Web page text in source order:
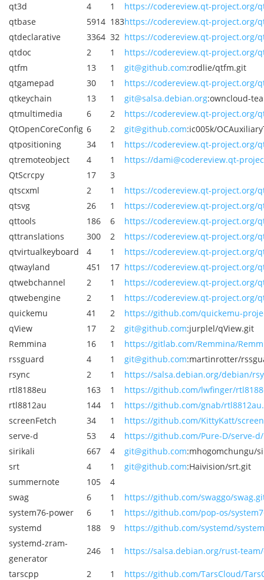
qt3d 4 1
https://codereview.qt-project.org/
qtbase
5914 183https://codereview.qt-project.org/
qtdeclarative
3364 32 https://codereview.qt-project.org/
qtdoc
2 1
https://codereview.qt-project.org/
qtfm
13 1 git@github.com:rodlie/qtfm.git
qtgamepad
30 1
https://codereview.qt-project.org/
qtkeychain
13 1 git@salsa.debian.org:owncloud-
qtmultimedia
6 2
https://codereview.qt-project.org/
QtOpenCoreConfig 6 2 git@github.com:ic005k/
qtpositioning
34 1
https://codereview.qt-project.org/
qtremoteobject
4 1
https://dami@codereview.qt-
QtScrcpy
17
3
qtscxml
2 1
https://codereview.qt-project.org/
qtsvg
26 1
https://codereview.qt-project.org/
qttools
186 6
https://codereview.qt-project.org/
qttranslations
300 2
https://codereview.qt-project.org/
qtvirtualkeyboard
4 1
https://codereview.qt-project.org/
qtwayland
451 17 https://codereview.qt-project.org/
qtwebchannel
2 1
https://codereview.qt-project.org/
qtwebengine
2 1
https://codereview.qt-project.org/
quickemu
41 2
https://github.com/quickemu-
qView
17 2 git@github.com:jurplel/qView.git
Remmina
16 1
https://gitlab.com/Remmina/
rssguard
4 1 git@github.com:martinrotter/
rsync
2 1
https://salsa.debian.org/debian/
rtl8188eu
163 1
https://github.com/lwfinger/
rtl8812au
144 1
https://github.com/gnab/
screenFetch
34 1
https://github.com/KittyKatt/
serve-d
53 4
https://github.com/Pure-D/serve-d/
sirikali
667 4 git@github.com:mhogomchungu/
srt
4 1 git@github.com:Haivision/srt.git
summernote
105
4
swag
6 1
https://github.com/swaggo/
system76-power
6 1
https://github.com/pop-os/
systemd
188 9
https://github.com/systemd/
systemd-zram-
generator
246 1 https://salsa.debian.org/rust-
tarscpp 2 1
https://github.com/TarsCloud/